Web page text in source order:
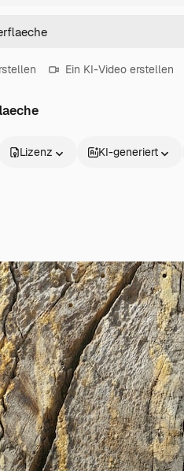
Ein KI-Video erstellen
Lizenz KI-generiert
kreative Plattform, um deine
zu verwirklichen. Mehr als 1
unter Kreativen,
und Studios.
Deutsch